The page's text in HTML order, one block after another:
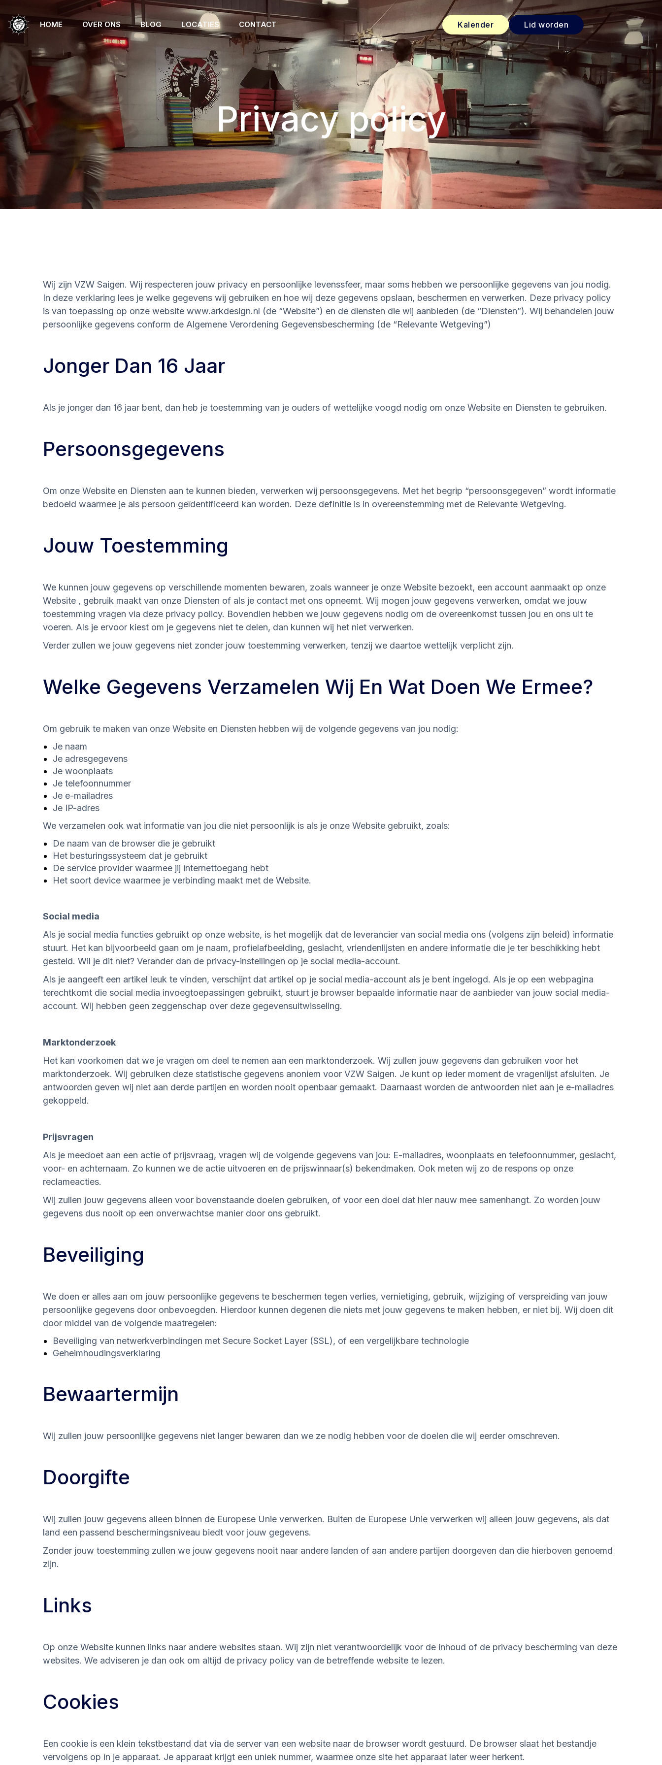
HOME OVER ONS BLOG LOCATIES CONTACT Kalender Lid worden
Privacy policy
Wij zijn VZW Saigen. Wij respecteren jouw privacy en persoonlijke levenssfeer, maar soms hebben we persoonlijke gegevens van jou nodig.
In deze verklaring lees je welke gegevens wij gebruiken en hoe wij deze gegevens opslaan, beschermen en verwerken. Deze privacy policy
is van toepassing op onze website www.arkdesign.nl (de “Website”) en de diensten die wij aanbieden (de “Diensten”). Wij behandelen jouw
persoonlijke gegevens conform de Algemene Verordening Gegevensbescherming (de “Relevante Wetgeving”)
Jonger Dan 16 Jaar
Als je jonger dan 16 jaar bent, dan heb je toestemming van je ouders of wettelijke voogd nodig om onze Website en Diensten te gebruiken.
Persoonsgegevens
Om onze Website en Diensten aan te kunnen bieden, verwerken wij persoonsgegevens. Met het begrip “persoonsgegeven” wordt informatie
bedoeld waarmee je als persoon geïdentificeerd kan worden. Deze definitie is in overeenstemming met de Relevante Wetgeving.
Jouw Toestemming
We kunnen jouw gegevens op verschillende momenten bewaren, zoals wanneer je onze Website bezoekt, een account aanmaakt op onze
Website , gebruik maakt van onze Diensten of als je contact met ons opneemt. Wij mogen jouw gegevens verwerken, omdat we jouw
toestemming vragen via deze privacy policy. Bovendien hebben we jouw gegevens nodig om de overeenkomst tussen jou en ons uit te
voeren. Als je ervoor kiest om je gegevens niet te delen, dan kunnen wij het niet verwerken.
Verder zullen we jouw gegevens niet zonder jouw toestemming verwerken, tenzij we daartoe wettelijk verplicht zijn.
Welke Gegevens Verzamelen Wij En Wat Doen We Ermee?
Om gebruik te maken van onze Website en Diensten hebben wij de volgende gegevens van jou nodig:
Je naam
Je adresgegevens
Je woonplaats
Je telefoonnummer
Je e-mailadres
Je IP-adres
We verzamelen ook wat informatie van jou die niet persoonlijk is als je onze Website gebruikt, zoals:
De naam van de browser die je gebruikt
Het besturingssysteem dat je gebruikt
De service provider waarmee jij internettoegang hebt
Het soort device waarmee je verbinding maakt met de Website.
Social media
Als je social media functies gebruikt op onze website, is het mogelijk dat de leverancier van social media ons (volgens zijn beleid) informatie
stuurt. Het kan bijvoorbeeld gaan om je naam, profielafbeelding, geslacht, vriendenlijsten en andere informatie die je ter beschikking hebt
gesteld. Wil je dit niet? Verander dan de privacy-instellingen op je social media-account.
Als je aangeeft een artikel leuk te vinden, verschijnt dat artikel op je social media-account als je bent ingelogd. Als je op een webpagina
terechtkomt die social media invoegtoepassingen gebruikt, stuurt je browser bepaalde informatie naar de aanbieder van jouw social media-
account. Wij hebben geen zeggenschap over deze gegevensuitwisseling.
Marktonderzoek
Het kan voorkomen dat we je vragen om deel te nemen aan een marktonderzoek. Wij zullen jouw gegevens dan gebruiken voor het
marktonderzoek. Wij gebruiken deze statistische gegevens anoniem voor VZW Saigen. Je kunt op ieder moment de vragenlijst afsluiten. Je
antwoorden geven wij niet aan derde partijen en worden nooit openbaar gemaakt. Daarnaast worden de antwoorden niet aan je e-mailadres
gekoppeld.
Prijsvragen
Als je meedoet aan een actie of prijsvraag, vragen wij de volgende gegevens van jou: E-mailadres, woonplaats en telefoonnummer, geslacht,
voor- en achternaam. Zo kunnen we de actie uitvoeren en de prijswinnaar(s) bekendmaken. Ook meten wij zo de respons op onze
reclameacties.
Wij zullen jouw gegevens alleen voor bovenstaande doelen gebruiken, of voor een doel dat hier nauw mee samenhangt. Zo worden jouw
gegevens dus nooit op een onverwachtse manier door ons gebruikt.
Beveiliging
We doen er alles aan om jouw persoonlijke gegevens te beschermen tegen verlies, vernietiging, gebruik, wijziging of verspreiding van jouw
persoonlijke gegevens door onbevoegden. Hierdoor kunnen degenen die niets met jouw gegevens te maken hebben, er niet bij. Wij doen dit
door middel van de volgende maatregelen:
Beveiliging van netwerkverbindingen met Secure Socket Layer (SSL), of een vergelijkbare technologie
Geheimhoudingsverklaring
Bewaartermijn
Wij zullen jouw persoonlijke gegevens niet langer bewaren dan we ze nodig hebben voor de doelen die wij eerder omschreven.
Doorgifte
Wij zullen jouw gegevens alleen binnen de Europese Unie verwerken. Buiten de Europese Unie verwerken wij alleen jouw gegevens, als dat
land een passend beschermingsniveau biedt voor jouw gegevens.
Zonder jouw toestemming zullen we jouw gegevens nooit naar andere landen of aan andere partijen doorgeven dan die hierboven genoemd
zijn.
Links
Op onze Website kunnen links naar andere websites staan. Wij zijn niet verantwoordelijk voor de inhoud of de privacy bescherming van deze
websites. We adviseren je dan ook om altijd de privacy policy van de betreffende website te lezen.
Cookies
Een cookie is een klein tekstbestand dat via de server van een website naar de browser wordt gestuurd. De browser slaat het bestandje
vervolgens op in je apparaat. Je apparaat krijgt een uniek nummer, waarmee onze site het apparaat later weer herkent.